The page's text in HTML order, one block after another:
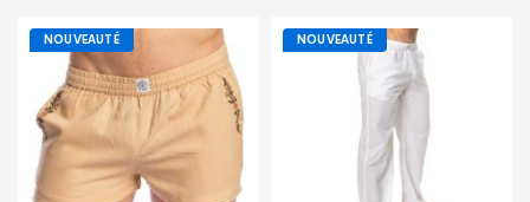
NOUVEAUTÉ NOUVEAUTÉ